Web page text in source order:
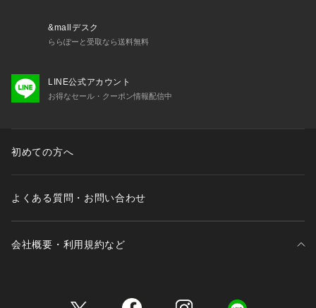
&mallデスク
ららぽーと受取なら送料無料
LINE公式アカウント
お得なセール・クーポン情報配信中
初めての方へ
よくある質問・お問い合わせ
会社概要・利用規約など